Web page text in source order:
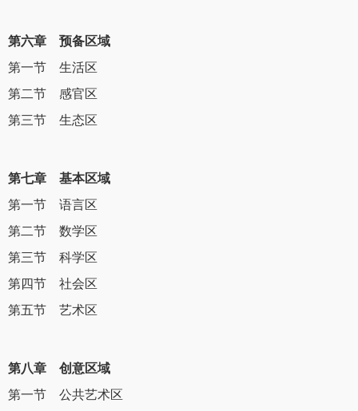
第六章 预备区域
第一节 生活区
第二节 感官区
第三节 生态区
第七章 基本区域
第一节 语言区
第二节 数学区
第三节 科学区
第四节 社会区
第五节 艺术区
第八章 创意区域
第一节 公共艺术区